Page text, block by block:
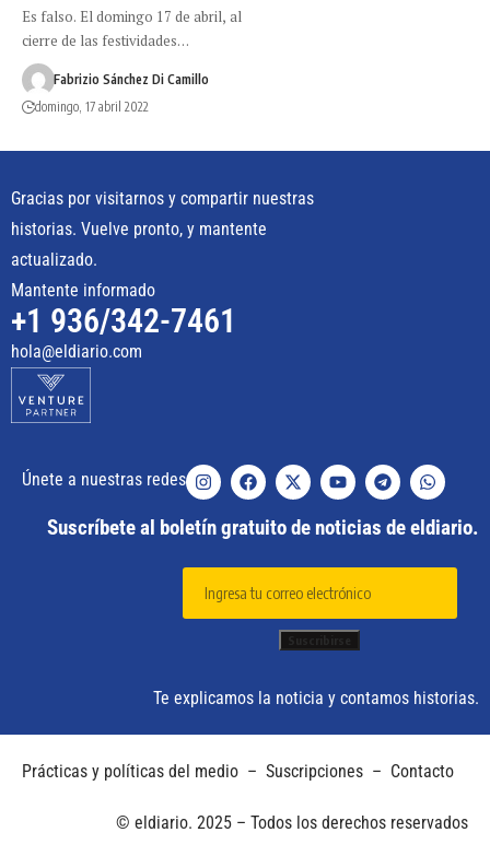
Es falso. El domingo 17 de abril, al
cierre de las festividades…
Fabrizio Sánchez Di Camillo
domingo, 17 abril 2022
Gracias por visitarnos y compartir nuestras
historias. Vuelve pronto, y mantente
actualizado.
Mantente informado
+1 936/342-7461
hola@eldiario.com
Únete a nuestras redes
Suscríbete al boletín gratuito de noticias de eldiario.
Te explicamos la noticia y contamos historias.
Prácticas y políticas del medio – Suscripciones – Contacto
© eldiario. 2025 – Todos los derechos reservados